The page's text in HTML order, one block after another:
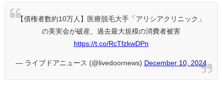
【債権者数約10万人】医療脱毛大手「アリシアクリニック」
の美実会が破産、過去最大規模の消費者被害
https://t.co/RcTfzkwDPn
— ライブドアニュース (@livedoornews) December 10, 2024